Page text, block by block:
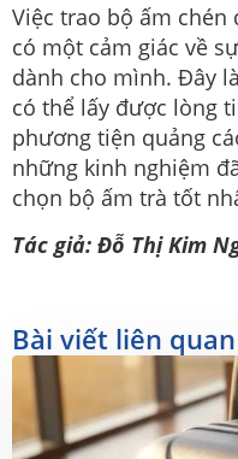
Việc trao bộ ấm
có một cảm giác về
dành cho mình. Đây
có thể lấy được lòng
phương tiện quảng
những kinh nghiệm
chọn bộ ấm trà tốt
Tác giả: Đỗ Thị Kim
Bài viết liên quan